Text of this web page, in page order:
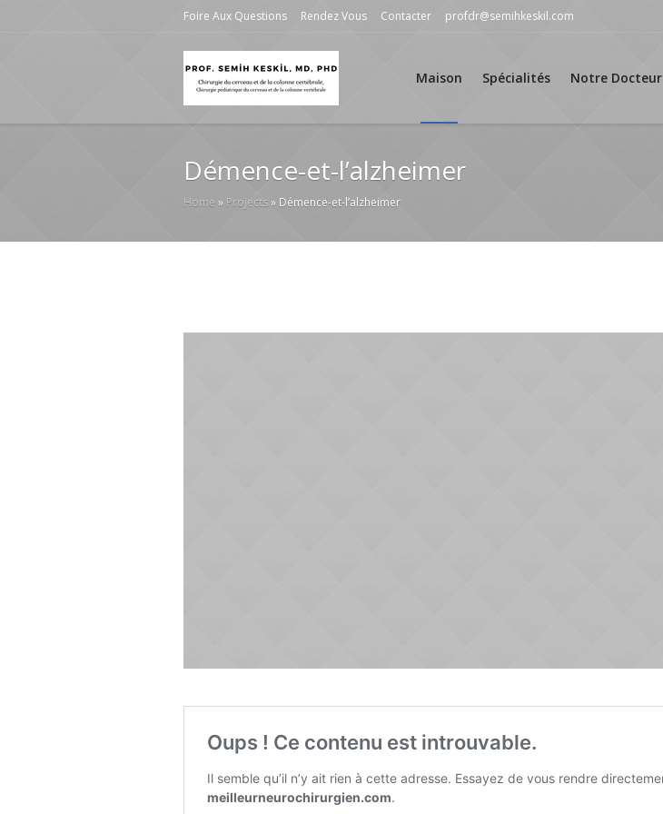
Foire Aux Questions Rendez Vous Contacter profdr@semihkeskil.com
Maison Spécialités Notre Docteur
Démence-et-l’alzheimer
Home » Projects» Démence-et-l’alzheimer